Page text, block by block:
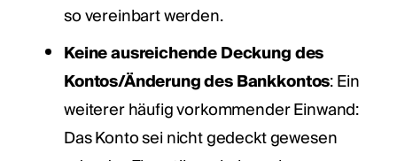
so vereinbart werden.
Keine ausreichende Deckung des
Kontos/Änderung des Bankkontos: Ein
weiterer häufig vorkommender Einwand:
Das Konto sei nicht gedeckt gewesen